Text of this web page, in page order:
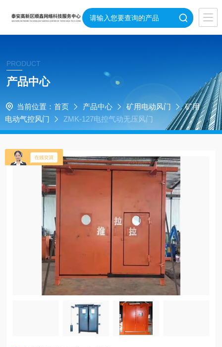
PRODUCT
产品中心
当前位置： 首页 产品中心 矿用电动风门
矿用
电动气控风门
ZMK-127电控气动无压风门